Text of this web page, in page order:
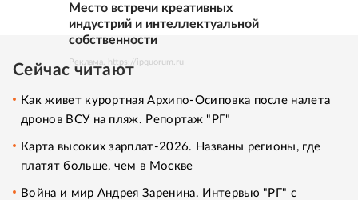
Место встречи креативных
индустрий и интеллектуальной
собственности
Реклама. https://ipquorum.ru
Сейчас читают
Как живет курортная Архипо-Осиповка после налета
дронов ВСУ на пляж. Репортаж "РГ"
Карта высоких зарплат-2026. Названы регионы, где
платят больше, чем в Москве
Война и мир Андрея Заренина. Интервью "РГ" с